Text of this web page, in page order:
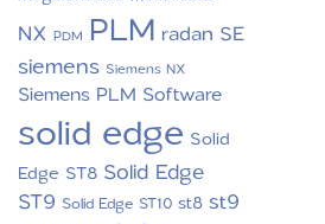
NX PDM PLM radan SE
siemens Siemens NX
Siemens PLM Software
solid edge Solid
Edge ST8 Solid Edge
ST9 Solid Edge ST10 st8 st9